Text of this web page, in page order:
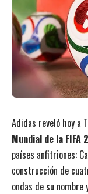
Adidas reveló hoy a
Mundial de la
países anfitriones:
construcción de
ondas de su